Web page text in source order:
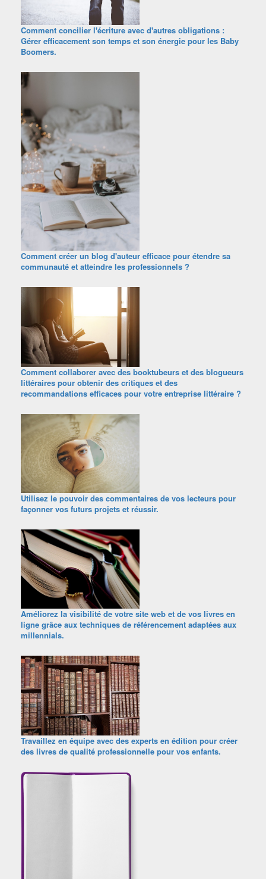
Comment concilier l'écriture avec d'autres obligations :
Gérer efficacement son temps et son énergie pour les Baby
Boomers.
Comment créer un blog d'auteur efficace pour étendre sa
communauté et atteindre les professionnels ?
Comment collaborer avec des booktubeurs et des blogueurs
littéraires pour obtenir des critiques et des
recommandations efficaces pour votre entreprise littéraire ?
Utilisez le pouvoir des commentaires de vos lecteurs pour
façonner vos futurs projets et réussir.
Améliorez la visibilité de votre site web et de vos livres en
ligne grâce aux techniques de référencement adaptées aux
millennials.
Travaillez en équipe avec des experts en édition pour créer
des livres de qualité professionnelle pour vos enfants.